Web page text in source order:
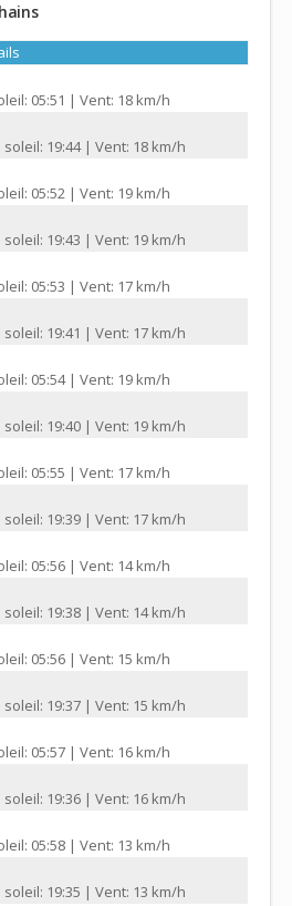
05:51 | Vent: 18 km/h
19:44 | Vent: 18 km/h
05:52 | Vent: 19 km/h
19:43 | Vent: 19 km/h
05:53 | Vent: 17 km/h
19:41 | Vent: 17 km/h
05:54 | Vent: 19 km/h
19:40 | Vent: 19 km/h
05:55 | Vent: 17 km/h
19:39 | Vent: 17 km/h
05:56 | Vent: 14 km/h
19:38 | Vent: 14 km/h
05:56 | Vent: 15 km/h
19:37 | Vent: 15 km/h
05:57 | Vent: 16 km/h
19:36 | Vent: 16 km/h
05:58 | Vent: 13 km/h
19:35 | Vent: 13 km/h